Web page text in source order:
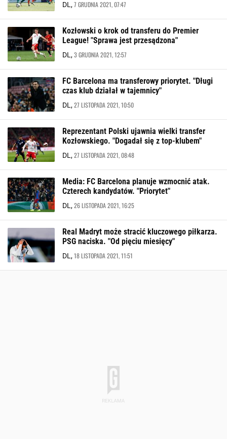
DL,7 GRUDNIA 2021, 07:47
Kozłowski o krok od transferu do Premier
League! "Sprawa jest przesądzona"
DL,3 GRUDNIA 2021, 12:57
FC Barcelona ma transferowy priorytet. "Długi
czas klub działał w tajemnicy"
DL,27 LISTOPADA 2021, 10:50
Reprezentant Polski ujawnia wielki transfer
Kozłowskiego. "Dogadał się z top-klubem"
DL,27 LISTOPADA 2021, 08:48
Media: FC Barcelona planuje wzmocnić atak.
Czterech kandydatów. "Priorytet"
DL,26 LISTOPADA 2021, 16:25
Real Madryt może stracić kluczowego piłkarza.
PSG naciska. "Od pięciu miesięcy"
DL,18 LISTOPADA 2021, 11:51